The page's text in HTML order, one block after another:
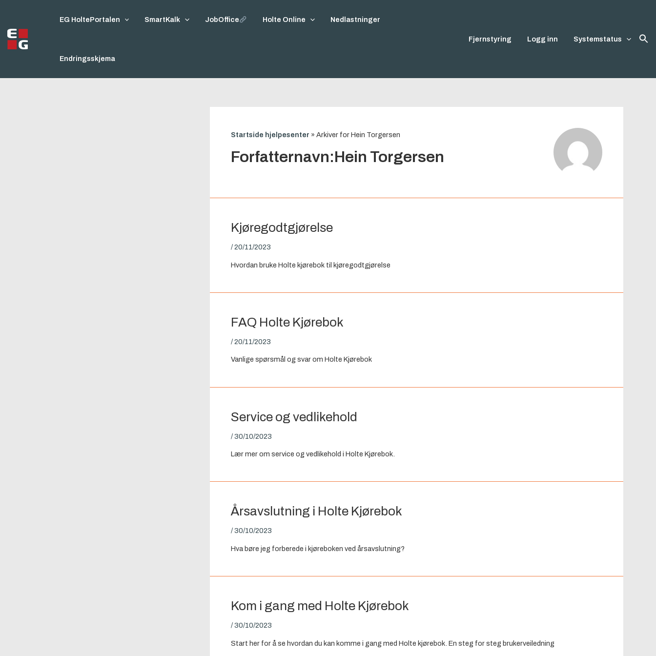
innholdet
EG HoltePortalen SmartKalk JobOffice Holte Online Nedlastninger
Endringsskjema
Fjernstyring Logg inn Systemstatus
Startside hjelpesenter »Arkiver for Hein Torgersen
Forfatternavn:Hein Torgersen
Kjøregodtgjørelse
/20/11/2023
Hvordan bruke Holte kjørebok til kjøregodtgjørelse
FAQ Holte Kjørebok
/20/11/2023
Vanlige spørsmål og svar om Holte Kjørebok
Service og vedlikehold
/30/10/2023
Lær mer om service og vedlikehold i Holte Kjørebok.
Årsavslutning i Holte Kjørebok
/30/10/2023
Hva børe jeg forberede i kjøreboken ved årsavslutning?
Kom i gang med Holte Kjørebok
/30/10/2023
Start her for å se hvordan du kan komme i gang med Holte kjørebok. En steg for steg brukerveiledning